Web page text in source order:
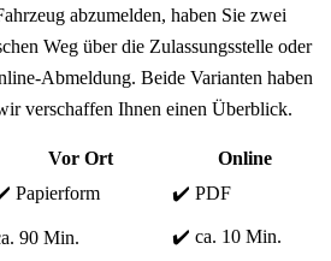
abzumelden, haben Sie zwei
Weg über die Zulassungsstelle oder
Abmeldung. Beide Varianten haben
verschaffen Ihnen einen Überblick.
Vor Ort
Online
Papierform ✔️ PDF
90 Min.
✔️ ca. 10 Min.